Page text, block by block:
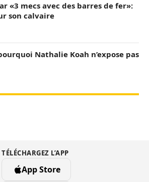
«3 mecs avec des barres de fer»:
son calvaire
Nathalie Koah n’expose pas
TÉLÉCHARGEZ L’APP
App Store